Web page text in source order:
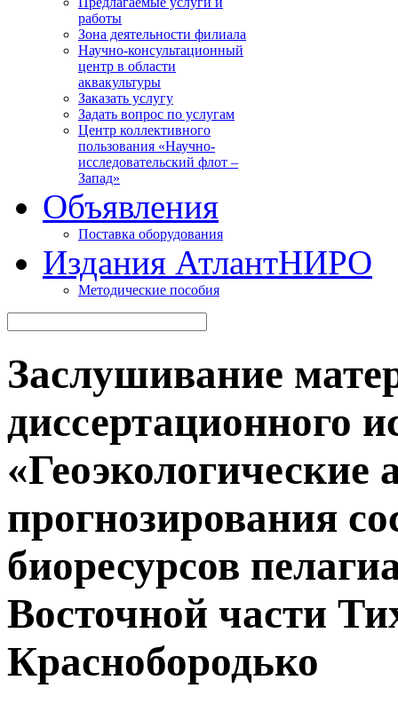
работы
Зона деятельности филиала
Научно-консультационный
центр в области
аквакультуры
Заказать услугу
Задать вопрос по услугам
Центр коллективного
пользования «Научно-
исследовательский флот –
Запад»
Объявления
Поставка оборудования
Издания АтлантНИРО
Методические пособия
Заслушивание
диссертационного
«Геоэкологические
прогнозирования
биоресурсов
Восточной части
Краснобородько